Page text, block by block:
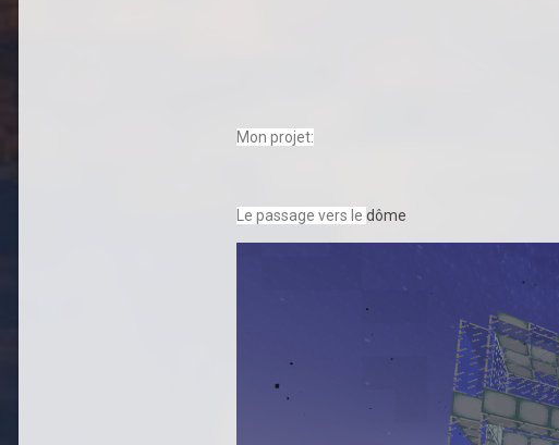
Mon projet:
Le passage vers le dôme